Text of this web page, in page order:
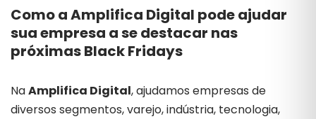
Como a Amplifica Digital pode ajudar
sua empresa a se destacar nas
próximas Black Fridays
NaAmplifica Digital, ajudamos empresas de
diversos segmentos, varejo, indústria, tecnologia,